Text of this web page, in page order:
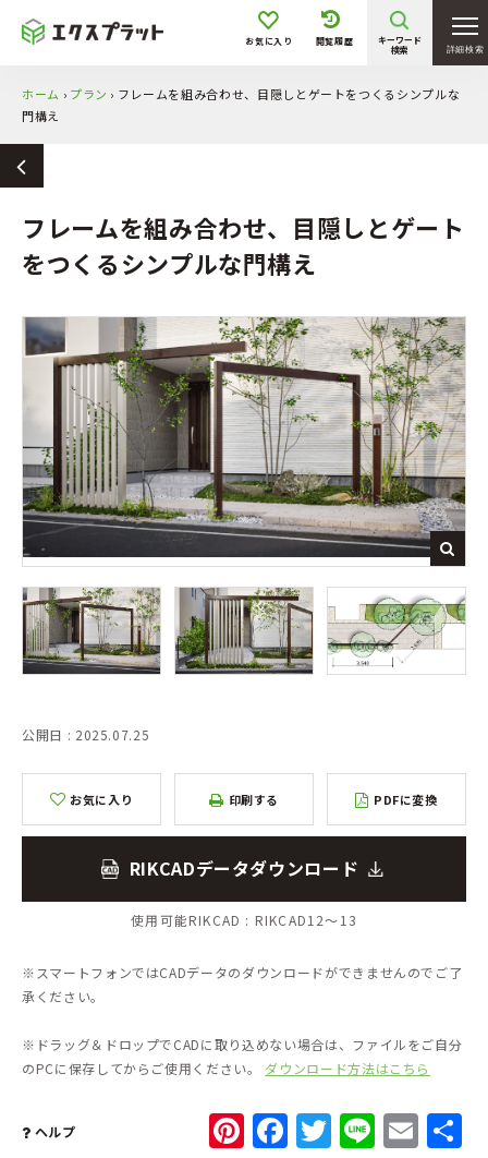
詳細検索
お気に入り 閲覧履歴
キーワード
検索
ホーム › プラン › フレームを組み合わせ、目隠しとゲートをつくるシンプルな
門構え
フレームを組み合わせ、目隠しとゲート
をつくるシンプルな門構え
公開日 : 2025.07.25
お気に入り 印刷する PDFに変換
RIKCADデータダウンロード
使用可能RIKCAD : RIKCAD12～13
※スマートフォンではCADデータのダウンロードができませんのでご了
承ください。
※ドラッグ＆ドロップでCADに取り込めない場合は、ファイルをご自分
のPCに保存してからご使用ください。 ダウンロード方法はこちら
ヘルプ Pinterest
Facebook
Twitter
Line